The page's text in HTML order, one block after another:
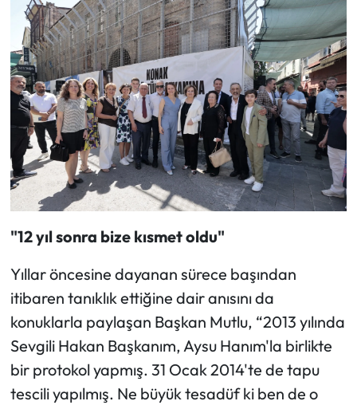
"12 yıl sonra bize kısmet oldu"
Yıllar öncesine dayanan sürece başından
itibaren tanıklık ettiğine dair anısını da
konuklarla paylaşan Başkan Mutlu, “2013 yılında
Sevgili Hakan Başkanım, Aysu Hanım'la birlikte
bir protokol yapmış. 31 Ocak 2014'te de tapu
tescili yapılmış. Ne büyük tesadüf ki ben de o